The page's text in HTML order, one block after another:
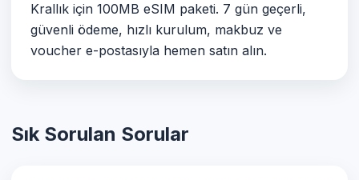
Krallık için 100MB eSIM paketi. 7 gün geçerli,
güvenli ödeme, hızlı kurulum, makbuz ve
voucher e-postasıyla hemen satın alın.
Sık Sorulan Sorular